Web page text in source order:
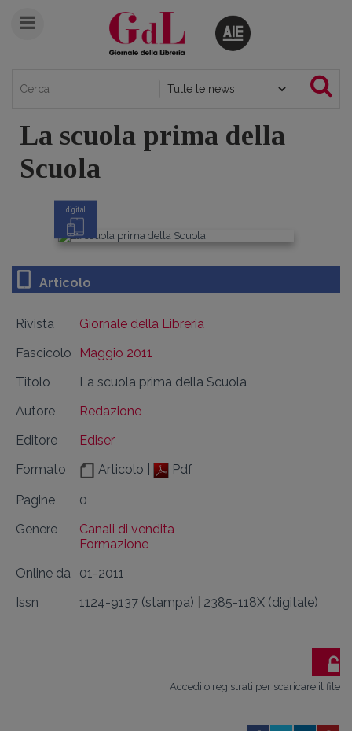
La scuola prima della
Scuola
digital
Articolo
Rivista
Giornale della Libreria
Fascicolo
Maggio 2011
Titolo
La scuola prima della Scuola
Autore
Redazione
Editore
Ediser
Formato
Articolo | Pdf
Pagine
0
Genere
Canali di vendita
Formazione
Online da
01-2011
Issn
1124-9137 (stampa) 2385-118X (digitale)
Accedi o registrati per scaricare il file